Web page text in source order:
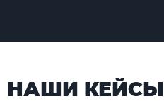
НАШИ КЕЙСЫ